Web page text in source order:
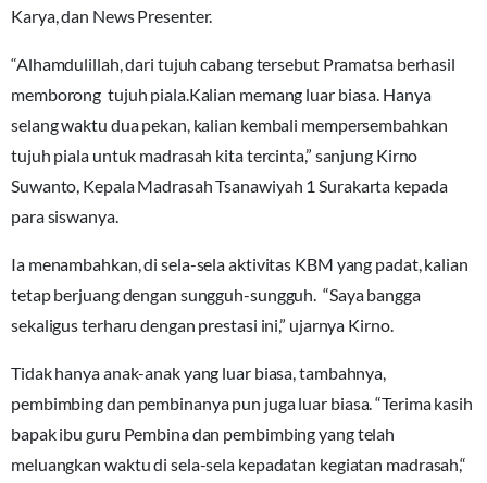
Karya, dan News Presenter.
“Alhamdulillah, dari tujuh cabang tersebut Pramatsa berhasil
memborong tujuh piala.Kalian memang luar biasa. Hanya
selang waktu dua pekan, kalian kembali mempersembahkan
tujuh piala untuk madrasah kita tercinta,” sanjung Kirno
Suwanto, Kepala Madrasah Tsanawiyah 1 Surakarta kepada
para siswanya.
Ia menambahkan, di sela-sela aktivitas KBM yang padat, kalian
tetap berjuang dengan sungguh-sungguh. “Saya bangga
sekaligus terharu dengan prestasi ini,” ujarnya Kirno.
Tidak hanya anak-anak yang luar biasa, tambahnya,
pembimbing dan pembinanya pun juga luar biasa. “Terima kasih
bapak ibu guru Pembina dan pembimbing yang telah
meluangkan waktu di sela-sela kepadatan kegiatan madrasah,“